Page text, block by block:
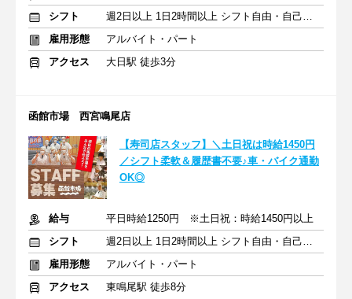
シフト
週2日以上 1日2時間以上 シフト自由・自己申告
雇用形態
アルバイト・パート
アクセス
大日駅 徒歩3分
函館市場 西宮鳴尾店
【寿司店スタッフ】＼土日祝は時給1450円
／シフト柔軟＆履歴書不要♪車・バイク通勤
OK◎
給与
平日時給1250円 ※土日祝：時給1450円以上
シフト
週2日以上 1日2時間以上 シフト自由・自己申告
雇用形態
アルバイト・パート
アクセス
東鳴尾駅 徒歩8分